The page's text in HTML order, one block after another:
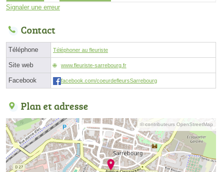
Signaler une erreur
Contact
Téléphone Téléphoner au fleuriste
Site web www.fleuriste-sarrebourg.fr
Facebook facebook.com/coeurdefleursSarrebourg
Plan et adresse
© contributeurs OpenStreetMap